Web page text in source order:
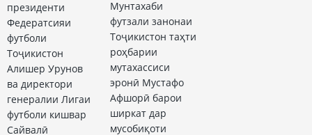
президенти
Федератсияи
футболи
Тоҷикистон
Алишер Урунов
ва директори
генералии Лигаи
футболи кишвар
Сайвалӣ
Мунтахаби
футзали занонаи
Тоҷикистон таҳти
роҳбарии
мутахассиси
эронӣ Мустафо
Афшорӣ барои
ширкат дар
мусобиқоти